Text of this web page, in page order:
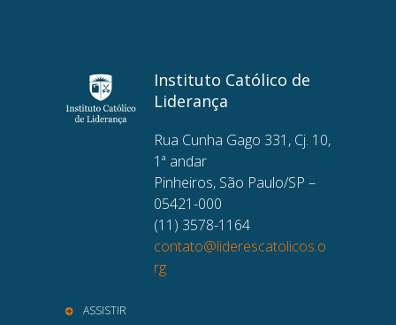
Instituto Católico de
Liderança
Rua Cunha Gago 331, Cj. 10,
1ª andar
Pinheiros, São Paulo/SP –
05421-000
(11) 3578-1164
contato@liderescatolicos.o
rg
ASSISTIR